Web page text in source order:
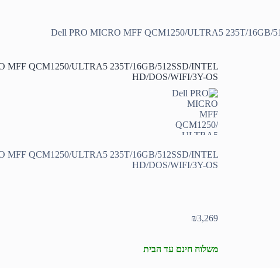
Dell PRO MICRO MFF QCM1250/ULTRA5 235T/16GB/
MFF QCM1250/ULTRA5 235T/16GB/512SSD/INTEL
HD/DOS/WIFI/3Y-OS
MFF QCM1250/ULTRA5 235T/16GB/512SSD/INTEL
HD/DOS/WIFI/3Y-OS
₪3,269
משלוח חינם עד הבית